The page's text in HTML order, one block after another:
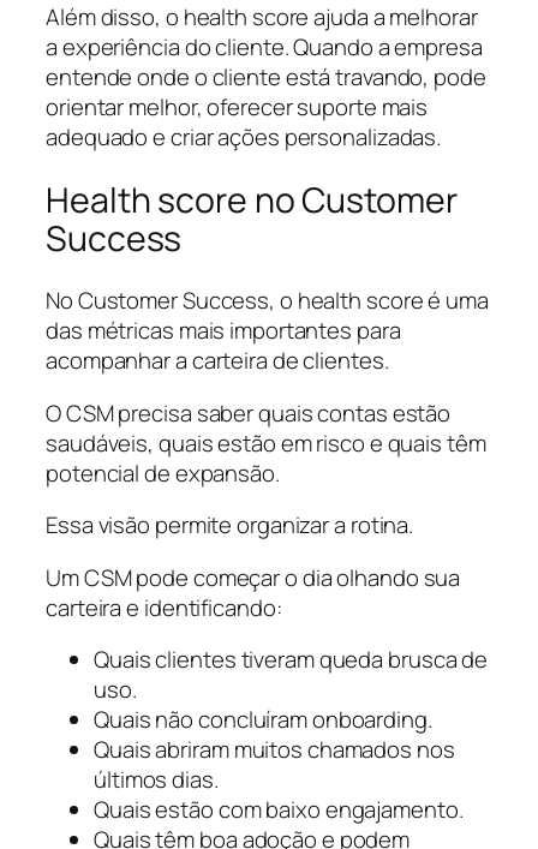
Além disso, o health score ajuda a melhorar
a experiência do cliente. Quando a empresa
entende onde o cliente está travando, pode
orientar melhor, oferecer suporte mais
adequado e criar ações personalizadas.
Health score no Customer
Success
No Customer Success, o health score é uma
das métricas mais importantes para
acompanhar a carteira de clientes.
O CSM precisa saber quais contas estão
saudáveis, quais estão em risco e quais têm
potencial de expansão.
Essa visão permite organizar a rotina.
Um CSM pode começar o dia olhando sua
carteira e identificando:
Quais clientes tiveram queda brusca de
uso.
Quais não concluíram onboarding.
Quais abriram muitos chamados nos
últimos dias.
Quais estão com baixo engajamento.
Quais têm boa adoção e podem